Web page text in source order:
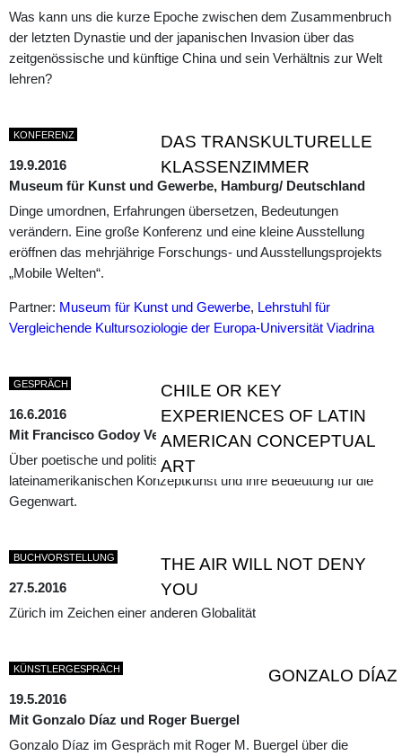
Was kann uns die kurze Epoche zwischen dem Zusammenbruch
der letzten Dynastie und der japanischen Invasion über das
zeitgenössische und künftige China und sein Verhältnis zur Welt
lehren?
DAS TRANSKULTURELLE
KLASSENZIMMER
KONFERENZ
19.9.2016
Museum für Kunst und Gewerbe, Hamburg/ Deutschland
Dinge umordnen, Erfahrungen übersetzen, Bedeutungen
verändern. Eine große Konferenz und eine kleine Ausstellung
eröffnen das mehrjährige Forschungs- und Ausstellungsprojekts
„Mobile Welten“.
Partner: Museum für Kunst und Gewerbe, Lehrstuhl für
Vergleichende Kultursoziologie der Europa-Universität Viadrina
CHILE OR KEY
EXPERIENCES OF LATIN
AMERICAN CONCEPTUAL
ART
GESPRÄCH
16.6.2016
Mit Francisco Godoy Vega
Über poetische und politische Schlüsselerfahrungen der
lateinamerikanischen Konzeptkunst und ihre Bedeutung für die
Gegenwart.
THE AIR WILL NOT DENY
YOU
BUCHVORSTELLUNG
27.5.2016
Zürich im Zeichen einer anderen Globalität
GONZALO DÍAZ
KÜNSTLERGESPRÄCH
19.5.2016
Mit Gonzalo Díaz und Roger Buergel
Gonzalo Díaz im Gespräch mit Roger M. Buergel über die